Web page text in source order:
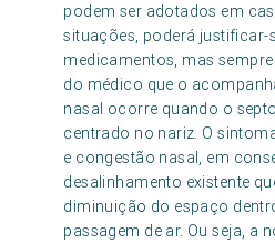
podem ser adotados em
situações, poderá justificar-
medicamentos, mas
do médico que o
nasal ocorre quando o
centrado no nariz. O
e congestão nasal, em
desalinhamento existente
diminuição do espaço
passagem de ar. Ou seja, a